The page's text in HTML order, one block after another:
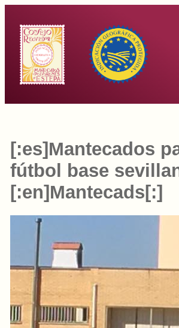
contenido
[:es]Mantecados
fútbol base
[:en]Mantecads[:]